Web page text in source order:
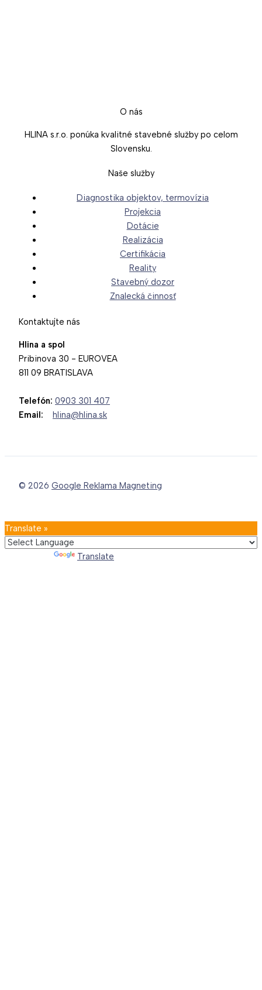
O nás
HLINA s.r.o. ponúka kvalitné stavebné služby po celom
Slovensku.
Naše služby
Diagnostika objektov, termovízia
Projekcia
Dotácie
Realizácia
Certifikácia
Reality
Stavebný dozor
Znalecká činnosť
Kontaktujte nás
Hlina a spol
Pribinova 30 - EUROVEA
811 09 BRATISLAVA
Telefón: 0903 301 407
Email:
hlina@hlina.sk
© 2026 Google Reklama Magneting
Translate »
Translate